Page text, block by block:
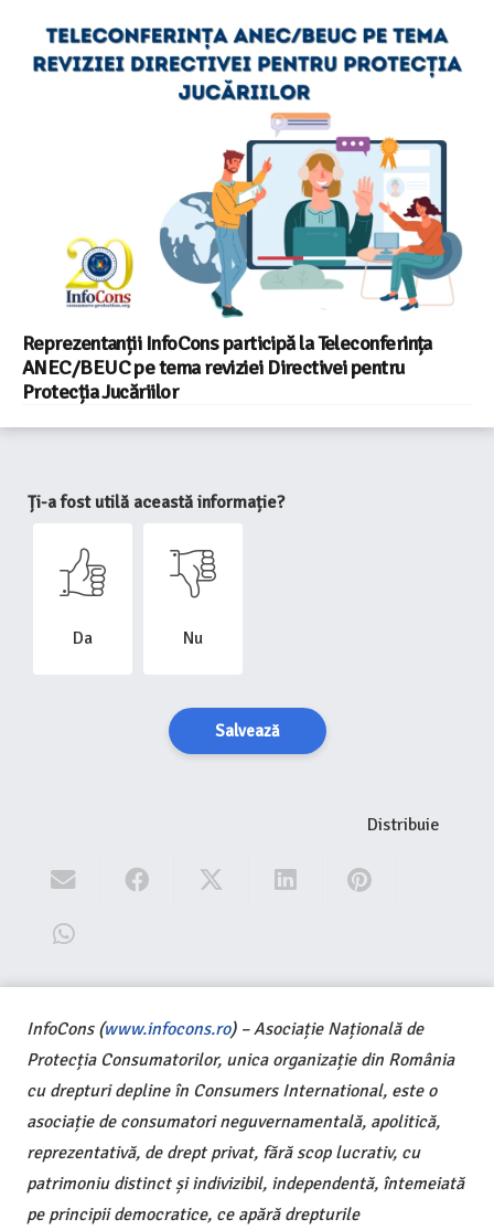
Reprezentanții InfoCons participă la Teleconferința
ANEC/BEUC pe tema reviziei Directivei pentru
Protecția Jucăriilor
Ți-a fost utilă această informație?
Da Nu
Salvează
Distribuie
InfoCons (www.infocons.ro) – Asociație Națională de
Protecția Consumatorilor, unica organizație din România
cu drepturi depline în Consumers International, este o
asociație de consumatori neguvernamentală, apolitică,
reprezentativă, de drept privat, fără scop lucrativ, cu
patrimoniu distinct și indivizibil, independentă, întemeiată
pe principii democratice, ce apără drepturile